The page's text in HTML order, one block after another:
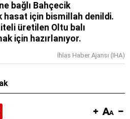
bağlı Bahçecik
hasat için bismillah denildi.
üretilen Oltu balı
için hazırlanıyor.
İhlas Haber Ajansı (IHA)